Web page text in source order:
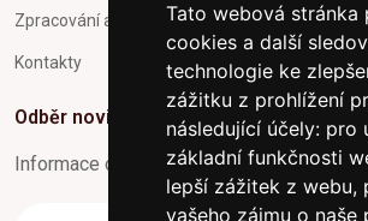
Tato webová stránka
cookies a další
technologie ke
zážitku z prohlížení
následující účely: pro
základní funkčnosti
lepší zážitek z webu,
vašeho zájmu o naše
Zpracování a ochrana osobních údajů
Kontakty
Odběr novinek
Informace o Novinkách a užitečné rady